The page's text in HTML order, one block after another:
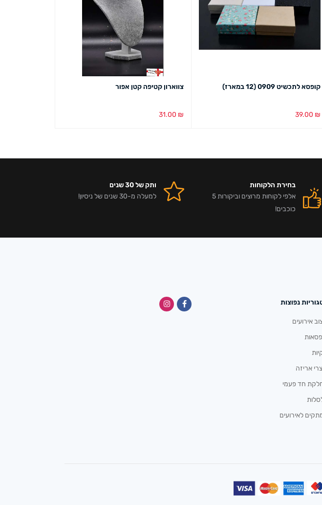
קופסא לתכשיט 0909 (12 במארז)
39.00 ₪
צווארון קטיפה קטן אפור
31.00 ₪
בחירת הלקוחות
אלפי לקוחות מרוצים וביקורות 5
כוכבים!
ותק של 30 שנים
למעלה מ-30 שנים של ניסיון!
נפוצות
אירועים
אריזה
חד פעמי
לאירועים